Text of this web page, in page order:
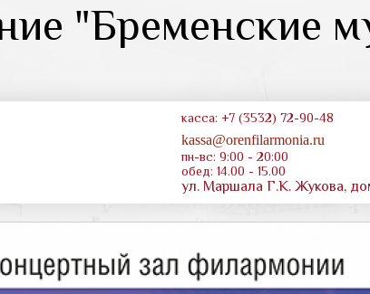
"Бременские
касса: +7 (3532) 72-90-48
kassa@orenfilarmonia.ru
пн-вс: 9:00 - 20:00
обед: 14.00 - 15.00
ул. Маршала Г.К. Жукова,